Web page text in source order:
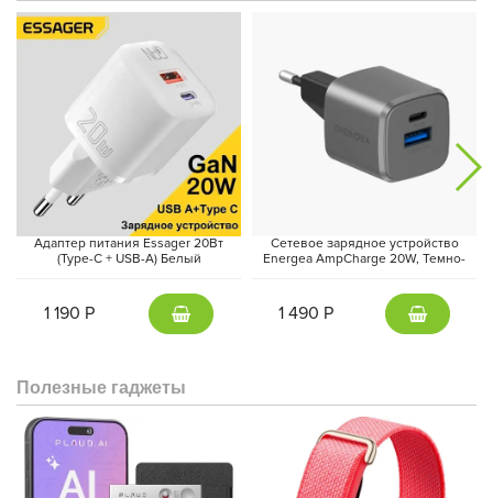
Что касается производительности, новые Apple Watch
оснащены процессором Apple S10. Хотя в предыдущей модели
S9 не было замечено серьезных проблем, Apple продолжает
улучшать свои технологии. Новый чип должен обеспечивать
еще более быстрое и эффективное выполнение задач, в том
числе обработки информации для интерфейса watchOS 11.
Кроме того, Apple Watch Series 10 получила новые функции
для мониторинга здоровья, включая возможность
уведомления о признаках апноэ во сне. Это еще одно
свидетельство того, что компания фокусирует свое внимание
на здоровье пользователей.
Адаптер питания Essager 20Вт
(Type-C + USB-A) Белый
1 190 Р
Сетевое зарядное устройство
Energea AmpCharge 20W, Темно-
1 490 Р
Полезные гаджеты